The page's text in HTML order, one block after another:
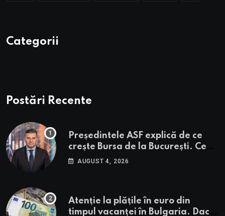
Categorii
Postări Recente
Președintele ASF explică de ce
crește Bursa de la București. Ce
urmează pentru BVB potrivit lui
AUGUST 4, 2026
Atenție la plățile în euro din
timpul vacanței în Bulgaria. Dacă